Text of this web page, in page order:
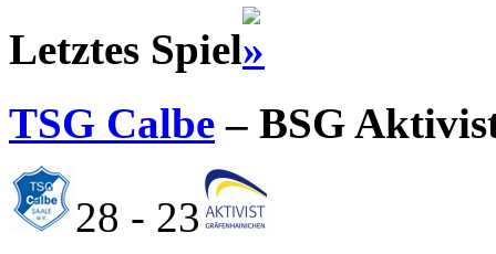
Letztes Spiel
TSG Calbe – BSG
28 - 23